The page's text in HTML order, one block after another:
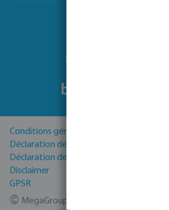
Suivez-nous
Conditions générales
Déclaration de Confidentialité
Déclaration de cookies
Disclaimer
GPSR
© MegaGroup Trade 2026